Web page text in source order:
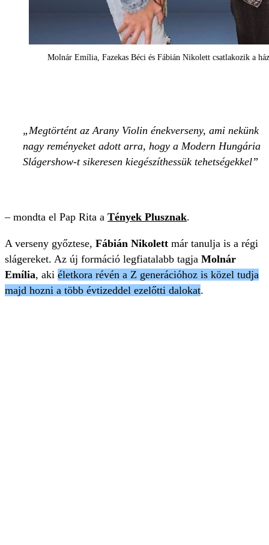
Molnár Emília, Fazekas Béci és Fábián Nikolett csatlakozik a
Megtörtént az Arany Violin énekverseny, ami nekünk
nagy reményeket adott arra, hogy a Modern Hungária
Slágershow-t sikeresen kiegészíthessük tehetségekkel
– mondta el Pap Rita a Tények Plusznak.
A verseny győztese, Fábián Nikolett már tanulja is a régi
slágereket. Az új formáció legfiatalabb tagja Molnár
Emília, aki életkora révén a Z generációhoz is közel tudja
majd hozni a több évtizeddel ezelőtti dalokat.